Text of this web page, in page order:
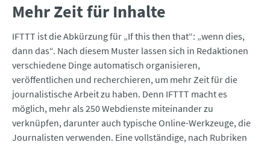
Mehr Zeit für Inhalte
IFTTT ist die Abkürzung für „If this then that“: „wenn dies,
dann das“. Nach diesem Muster lassen sich in Redaktionen
verschiedene Dinge automatisch organisieren,
veröffentlichen und recherchieren, um mehr Zeit für die
journalistische Arbeit zu haben. Denn IFTTT macht es
möglich, mehr als 250 Webdienste miteinander zu
verknüpfen, darunter auch typische Online-Werkzeuge, die
Journalisten verwenden. Eine vollständige, nach Rubriken